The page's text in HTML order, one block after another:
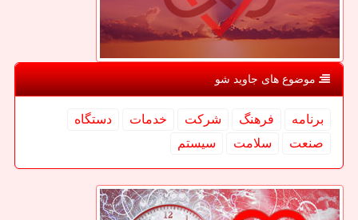
موضوع های جاوید شو
برنامه فرهنگ شركت خدمات
دستگاه
صنعت
سلامت سیستم